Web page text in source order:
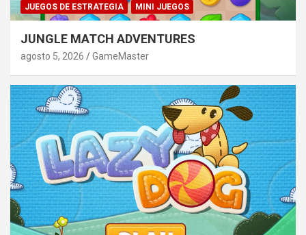
JUEGOS DE ESTRATEGIA MINI JUEGOS
JUNGLE MATCH ADVENTURES
agosto 5, 2026 GameMaster